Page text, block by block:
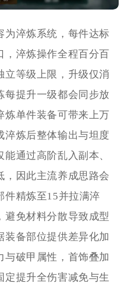
为淬炼系统，每件达标
，淬炼操作全程百分百
立等级上限，升级仅消
每提升一级都会同步放
炼单件装备可带来上万
淬炼后整体输出与坦度
通过高阶乱入副本、
，因此主流养成思路会
件精炼至15并拉满淬
避免材料分散导致成型
装备部位提供差异化加
与破甲属性，首饰叠加
定提升全伤害减免与生